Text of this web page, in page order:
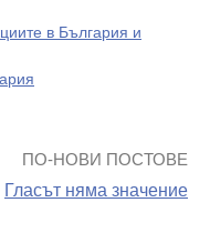
в България и
ПО-НОВИ ПОСТОВЕ
Гласът няма значение